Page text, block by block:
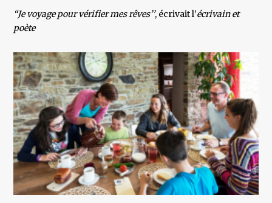
‘‘Je voyage pour vérifier mes rêves’’, écrivait l’écrivain et
poète